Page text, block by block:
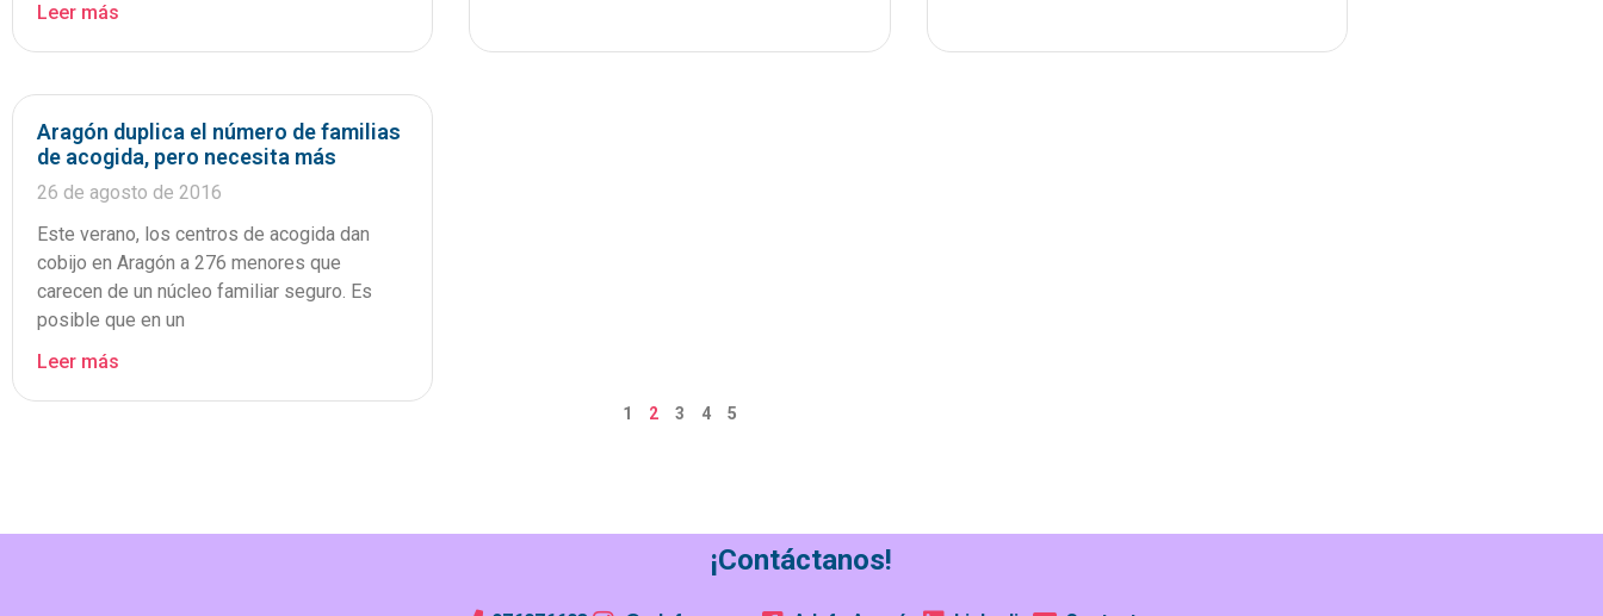
Leer más
Aragón duplica el número de familias
de acogida, pero necesita más
26 de agosto de 2016
Este verano, los centros de acogida dan
cobijo en Aragón a 276 menores que
carecen de un núcleo familiar seguro. Es
posible que en un
Leer más
1 2 3 4 5
¡Contáctanos!